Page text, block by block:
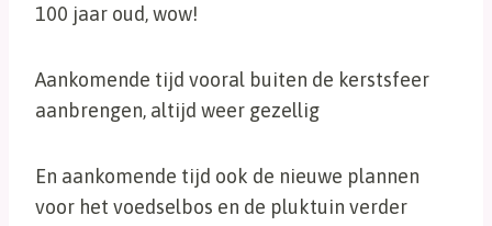
100 jaar oud, wow!
Aankomende tijd vooral buiten de kerstsfeer
aanbrengen, altijd weer gezellig
En aankomende tijd ook de nieuwe plannen
voor het voedselbos en de pluktuin verder